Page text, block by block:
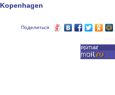
Kopenhagen
Поделиться